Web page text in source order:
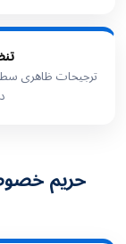
ترجیحات ظاهری سطح
حریم